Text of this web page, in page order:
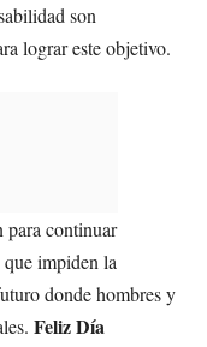
son
lograr este objetivo.
para continuar
impiden la
donde hombres y
Feliz Día